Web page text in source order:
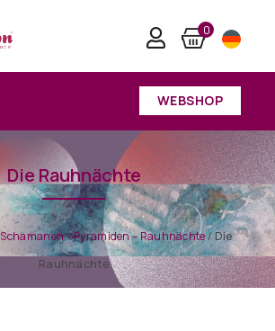
0
WEBSHOP
Die Rauhnächte
Schamanen – Pyramiden – Rauhnächte/Die
Rauhnächte